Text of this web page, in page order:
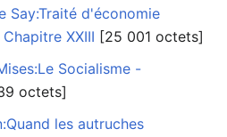
Say:Traité d'économie
XXIII ‎[25 001 octets]
Socialisme -
octets]
les autruches